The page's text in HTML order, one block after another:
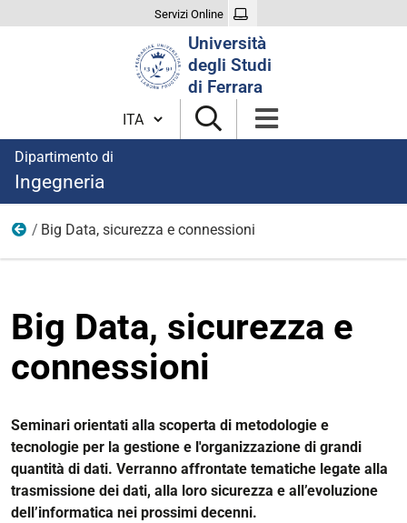
Servizi Online
Università
degli Studi
di Ferrara
Cambia lingua
Dipartimento di
Ingegneria
Seminari per le scuole superiori
Big Data, sicurezza e connessioni
Big Data, sicurezza e
connessioni
Seminari orientati alla scoperta di metodologie e
tecnologie per la gestione e l'organizzazione di grandi
quantità di dati. Verranno affrontate tematiche legate alla
trasmissione dei dati, alla loro sicurezza e all’evoluzione
dell’informatica nei prossimi decenni.